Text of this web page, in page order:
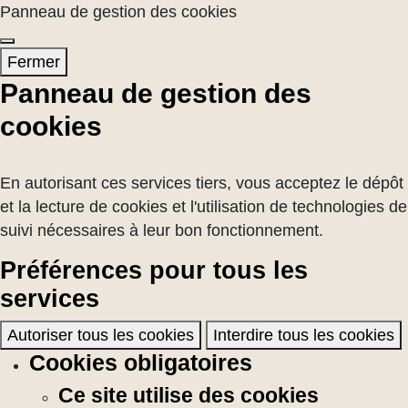
Panneau de gestion des cookies
Fermer
Panneau de gestion des
cookies
En autorisant ces services tiers, vous acceptez le dépôt
et la lecture de cookies et l'utilisation de technologies de
suivi nécessaires à leur bon fonctionnement.
Préférences pour tous les
services
Autoriser tous les cookies Interdire tous les cookies
Cookies obligatoires
Ce site utilise des cookies